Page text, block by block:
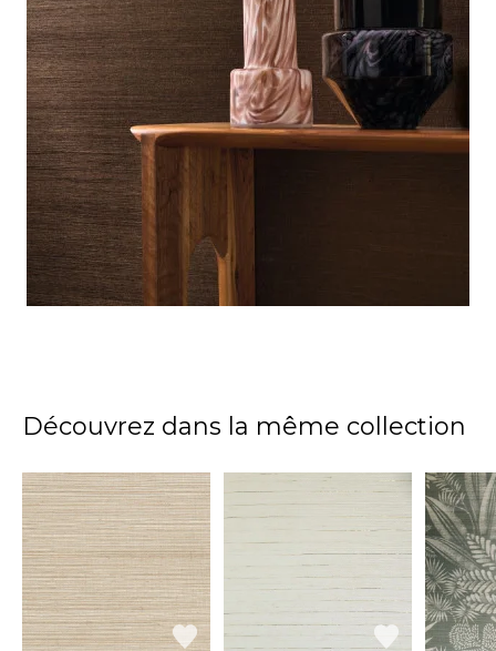
Découvrez dans la même collection